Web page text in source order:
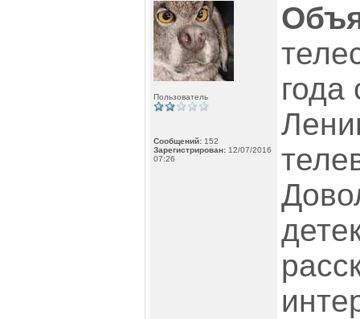
Пользователь
Сообщений: 152
Зарегистрирован: 12/07/2016
07:26
года